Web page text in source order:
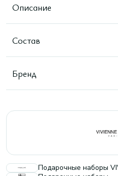
Описание
Состав
Бренд
Подарочные наборы